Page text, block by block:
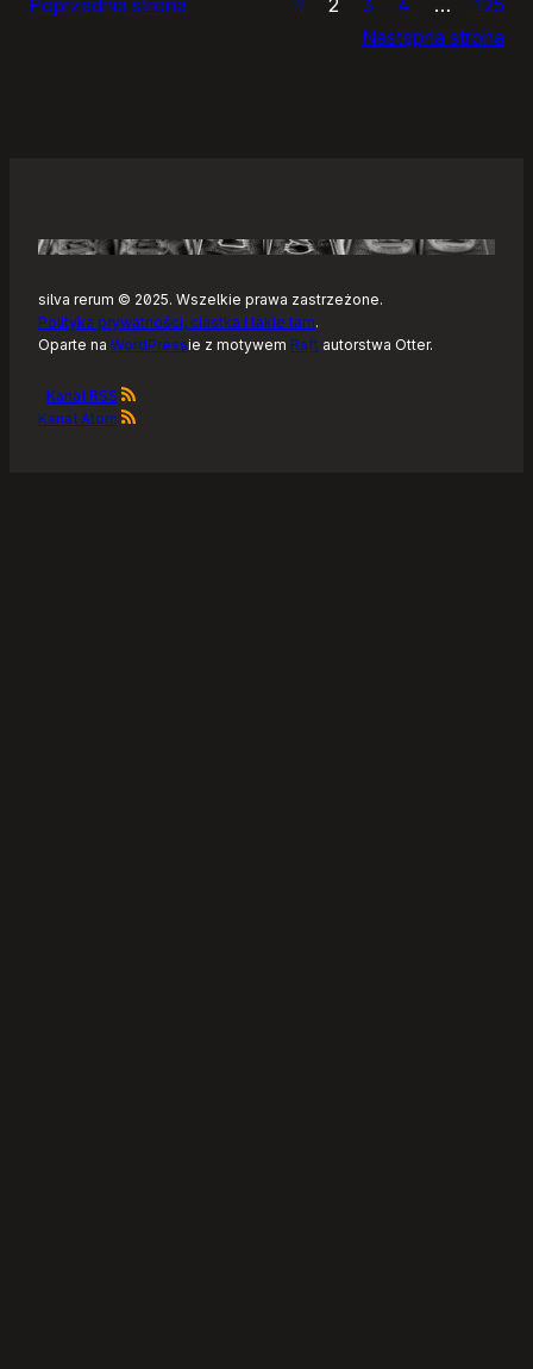
Następna strona
silva rerum © 2025. Wszelkie prawa zastrzeżone.
Polityka prywatności, ciastka i takie tam.
Oparte na WordPressie z motywem Raft autorstwa Otter.
Kanał RSS
Kanał Atom